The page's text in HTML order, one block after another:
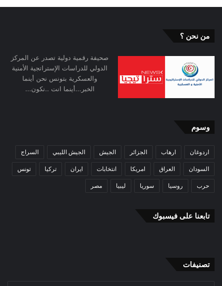
من نحن ؟
صحيفة رقمية دولية تصدر عن المركز
الدولي للدراسات الإستراتجية الأمنية
والعسكرية بتونس نحن أينما
الخبر...أينما انت ..نكون...
وسوم
اردوغان ارهاب الجزائر الجيش الجيش الليبي السراج
السودان العراق امريكا انتخابات ايران تركيا تونس
حرب روسيا سوريا ليبيا مصر
تابعنا على فيسبوك
تصنيفات